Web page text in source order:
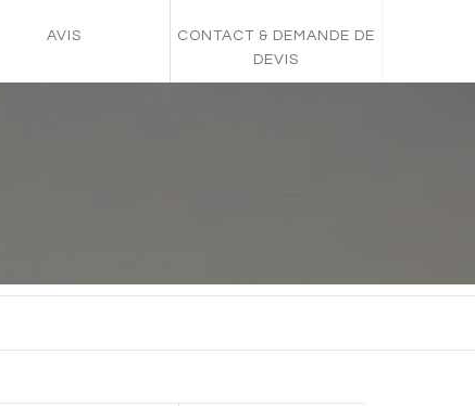
AVIS
CONTACT & DEMANDE DE
DEVIS